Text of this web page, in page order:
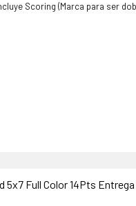
Scoring (Marca para ser
5x7 Full Color 14Pts